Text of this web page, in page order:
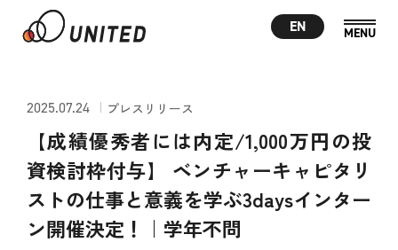
EN
2025.07.24 プレスリリース
【成績優秀者には内定/1,000万円の投
資検討枠付与】 ベンチャーキャピタリ
ストの仕事と意義を学ぶ3daysインター
ン開催決定！｜学年不問